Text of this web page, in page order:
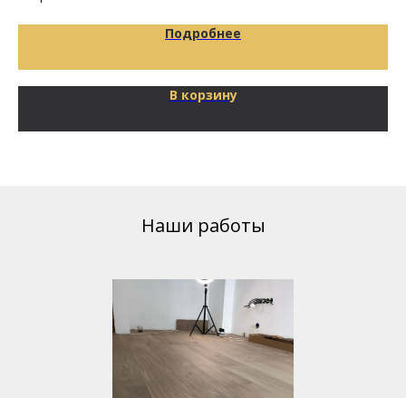
Подробнее
В корзину
Наши работы